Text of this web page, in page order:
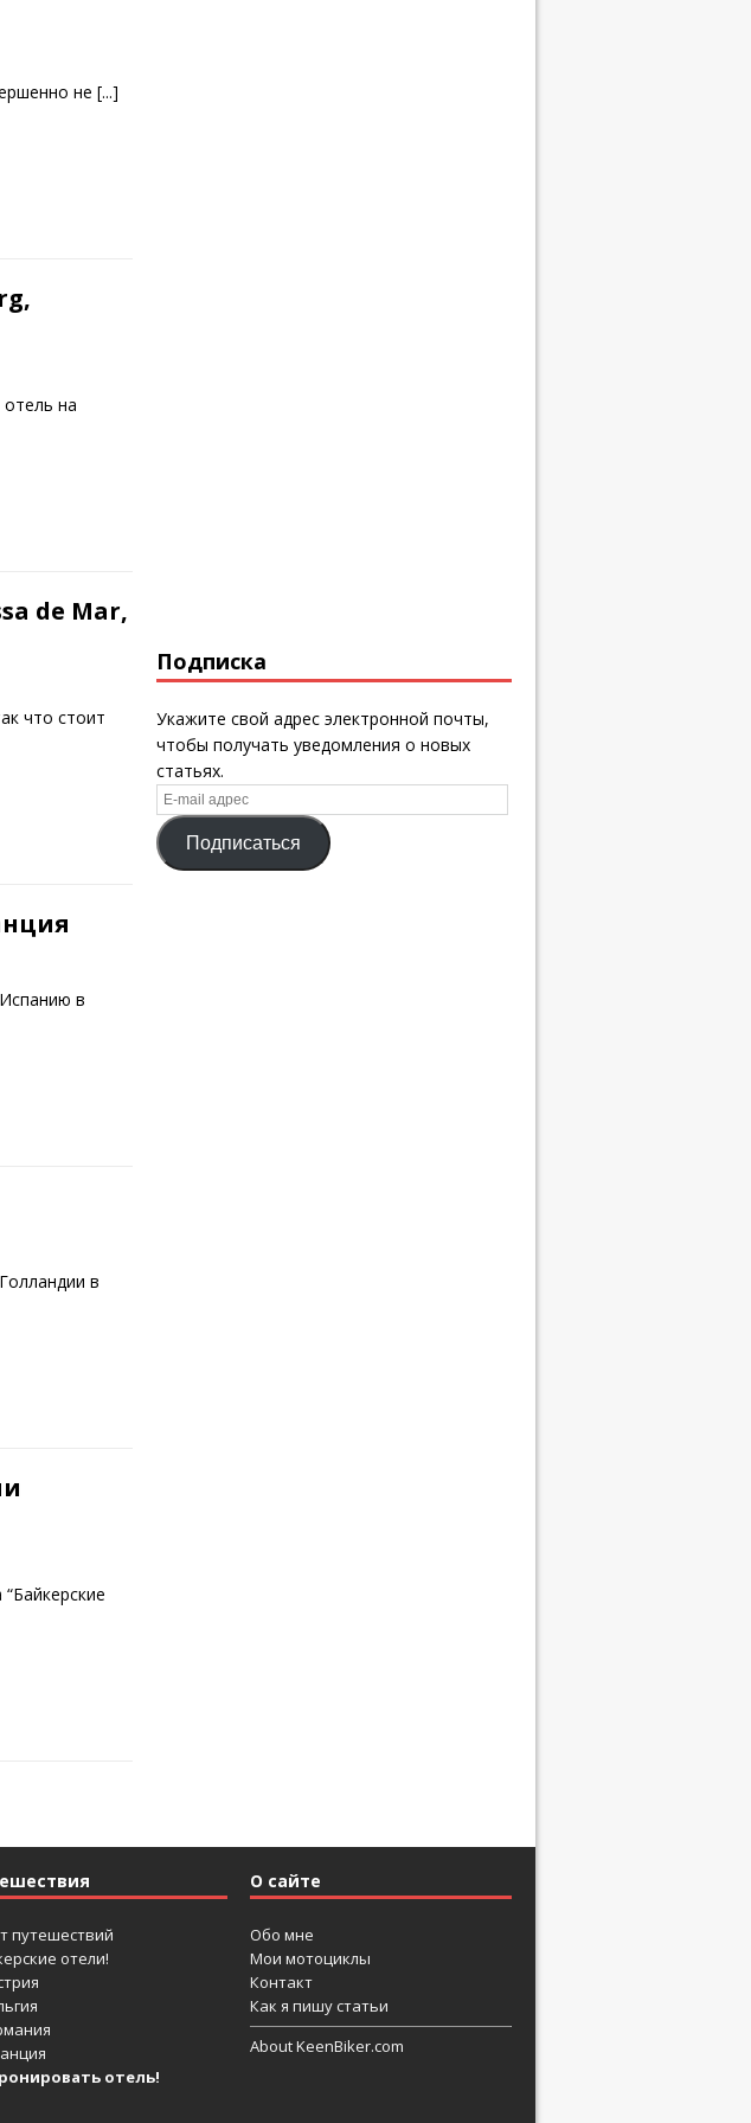
не [...]
на
de Mar,
что стоит
в
в
Подписка
Укажите свой адрес электронной почты,
чтобы получать уведомления о новых
статьях.
E-
mail
адресПодписаться
путешествий
отели!
отель!
О сайте
Обо мне
Мои мотоциклы
Контакт
Как я пишу статьи
About KeenBiker.com